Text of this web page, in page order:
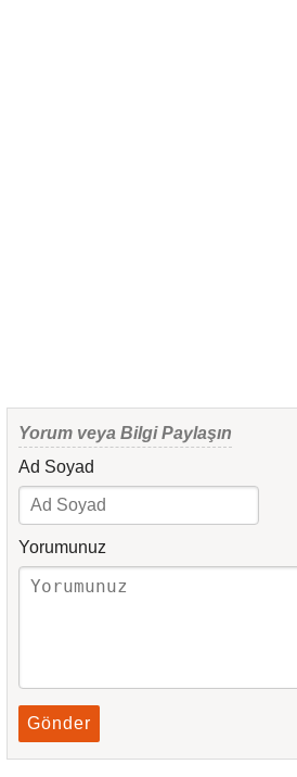
Yorum veya Bilgi Paylaşın
Ad Soyad
Yorumunuz
Gönder